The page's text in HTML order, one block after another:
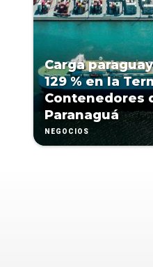
Carga
129 % en la
Contenedores
Paranaguá
NEGOCIOS